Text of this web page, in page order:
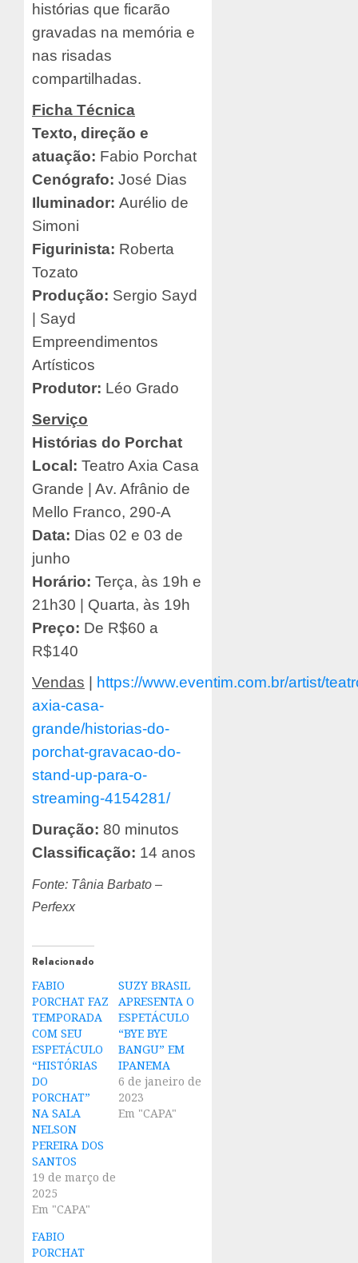
histórias que ficarão
gravadas na memória e
nas risadas
compartilhadas.
Ficha Técnica
Texto, direção e
atuação: Fabio Porchat
Cenógrafo: José Dias
Iluminador: Aurélio de
Simoni
Figurinista: Roberta
Tozato
Produção: Sergio Sayd
| Sayd
Empreendimentos
Artísticos
Produtor: Léo Grado
Serviço
Histórias do Porchat
Local: Teatro Axia Casa
Grande | Av. Afrânio de
Mello Franco, 290-A
Data: Dias 02 e 03 de
junho
Horário: Terça, às 19h e
21h30 | Quarta, às 19h
Preço: De R$60 a
R$140
Vendas
https://www.eventim.com.br/artist/
axia-casa-
grande/historias-do-
porchat-gravacao-do-
stand-up-para-o-
streaming-4154281/
Duração: 80 minutos
Classificação: 14 anos
Fonte: Tânia Barbato –
Perfexx
Relacionado
FABIO
PORCHAT FAZ
TEMPORADA
COM SEU
ESPETÁCULO
“HISTÓRIAS
DO
PORCHAT”
NA SALA
NELSON
PEREIRA DOS
SANTOS
19 de março de
2025
Em "CAPA"
SUZY BRASIL
APRESENTA O
ESPETÁCULO
“BYE BYE
BANGU” EM
IPANEMA
6 de janeiro de
2023
Em "CAPA"
FABIO
PORCHAT